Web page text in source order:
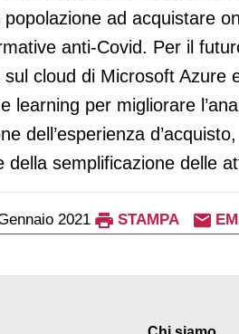
ad acquistare
anti-Covid. Per il
cloud di Microsoft Azure
learning per migliorare
dell’esperienza
della semplificazione delle
2021 STAMPA
Logitech porta la videoconferenza